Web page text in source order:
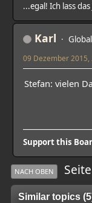
...egal! Ich lass
Karl
09 Dezember 2015,
Stefan: vielen
Support this
NACH OBEN
Similar topics